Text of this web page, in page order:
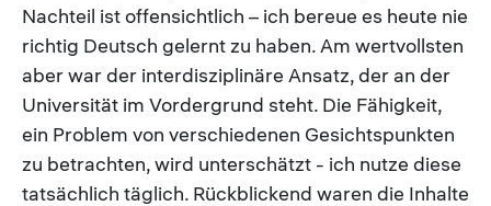
Nachteil ist offensichtlich – ich bereue es heute nie
richtig Deutsch gelernt zu haben. Am wertvollsten
aber war der interdisziplinäre Ansatz, der an der
Universität im Vordergrund steht. Die Fähigkeit,
ein Problem von verschiedenen Gesichtspunkten
zu betrachten, wird unterschätzt - ich nutze diese
tatsächlich täglich. Rückblickend waren die Inhalte